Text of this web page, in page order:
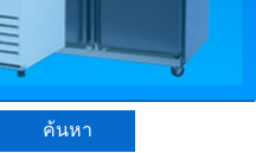
ค้นหา